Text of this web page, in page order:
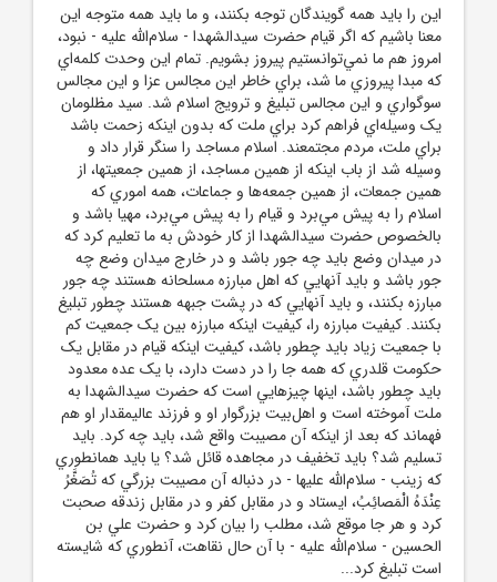
اين را بايد همه گويندگان توجه بکنند، و ما بايد همه متوجه اين
معنا باشيم که اگر قيام حضرت سيدالشهدا - سلام‌الله‌ عليه - نبود،
امروز هم ما نمي‌توانستيم پيروز بشويم. تمام اين وحدت کلمه‌اي
که مبدا پيروزي ما شد، براي خاطر اين مجالس عزا و اين مجالس
سوگواري و اين مجالس تبليغ و ترويج اسلام شد. سيد مظلومان
يک وسيله‌اي فراهم کرد براي ملت که بدون اينکه زحمت باشد
براي ملت، مردم مجتمعند. اسلام مساجد را سنگر قرار داد و
وسيله شد از باب اينکه از همين مساجد، از همين جمعيتها، از
همين جمعات، از همين جمعه‌ها و جماعات، همه اموري که
اسلام را به پيش مي‌برد و قيام را به پيش‌ مي‌برد، مهيا باشد و
بالخصوص حضرت سيدالشهدا از کار خودش به ما تعليم کرد که
در ميدان وضع بايد چه جور باشد و در خارج ميدان وضع چه
جور باشد و بايد آنهايي که اهل مبارزه مسلحانه هستند چه جور
مبارزه بکنند، و بايد آنهايي که در پشت جبهه هستند چطور تبليغ
بکنند. کيفيت مبارزه را، کيفيت اينکه مبارزه بين يک جمعيت کم
با جمعيت زياد بايد چطور باشد، کيفيت اينکه قيام در مقابل يک
حکومت قلدري که همه جا را در دست دارد، با يک عده معدود
بايد چطور باشد، اينها چيزهايي است که حضرت سيدالشهدا به
ملت آموخته است و اهل‌بيت بزرگوار او و فرزند عاليمقدار او هم
فهماند که بعد از اينکه آن مصيبت واقع شد، بايد چه کرد. بايد
تسليم شد؟ بايد تخفيف در مجاهده قائل شد؟ يا بايد همانطوري
که زينب - سلام‌الله ‌عليها - در دنباله آن مصيبت بزرگي که تُصَغَّرُ
عِنْدَهُ الْمَصائِبُ، ايستاد و در مقابل کفر و در مقابل زندقه صحبت
کرد و هر جا موقع شد، مطلب را بيان کرد و حضرت علي بن
الحسين - سلام‌الله ‌عليه - با آن حال نقاهت، آنطوري که شايسته
است تبليغ کرد...